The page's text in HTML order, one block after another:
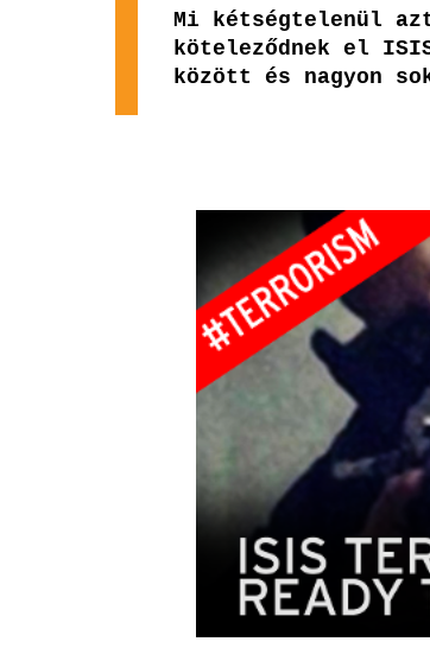
Mi kétségtelenül
köteleződnek el
között és nagyon